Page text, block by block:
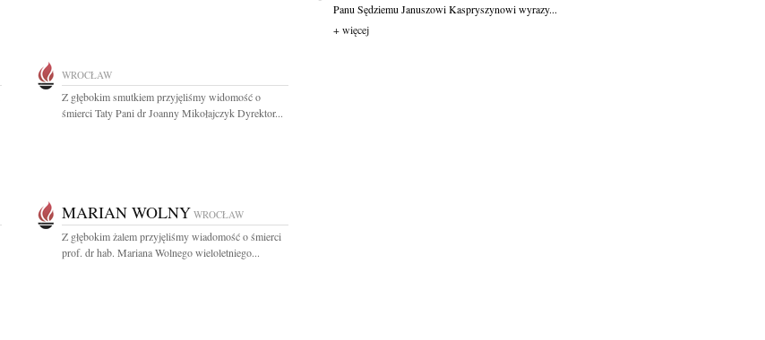
WROCŁAW
Z głębokim smutkiem przyjęliśmy widomość o
śmierci Taty Pani dr Joanny Mikołajczyk Dyrektor...
MARIAN WOLNY WROCŁAW
Z głębokim żalem przyjęliśmy wiadomość o śmierci
prof. dr hab. Mariana Wolnego wieloletniego...
Panu Sędziemu Januszowi Kaspryszynowi wyrazy...
+ więcej